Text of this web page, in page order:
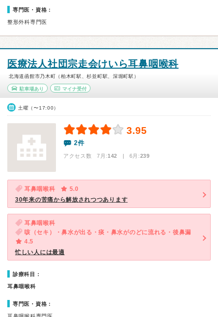
専門医・資格：
整形外科専門医
医療法人社団宗走会けいら耳鼻咽喉科
北海道函館市乃木町（柏木町駅、杉並町駅、深堀町駅）
駐車場あり マイナ受付
土曜（〜17:00）
3.95
2件
アクセス数 7月:142 | 6月:239
耳鼻咽喉科
5.0
30年来の苦痛から解放されつつあります
耳鼻咽喉科
咳（セキ）・鼻水が出る・痰・鼻水がのどに流れる・後鼻漏
4.5
忙しい人には最適
診療科目：
耳鼻咽喉科
専門医・資格：